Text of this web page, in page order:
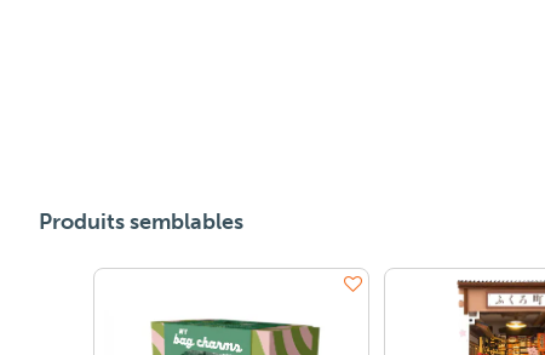
Produits semblables